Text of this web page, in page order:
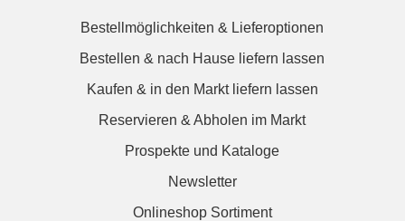
Bestellmöglichkeiten & Lieferoptionen
Bestellen & nach Hause liefern lassen
Kaufen & in den Markt liefern lassen
Reservieren & Abholen im Markt
Prospekte und Kataloge
Newsletter
Onlineshop Sortiment